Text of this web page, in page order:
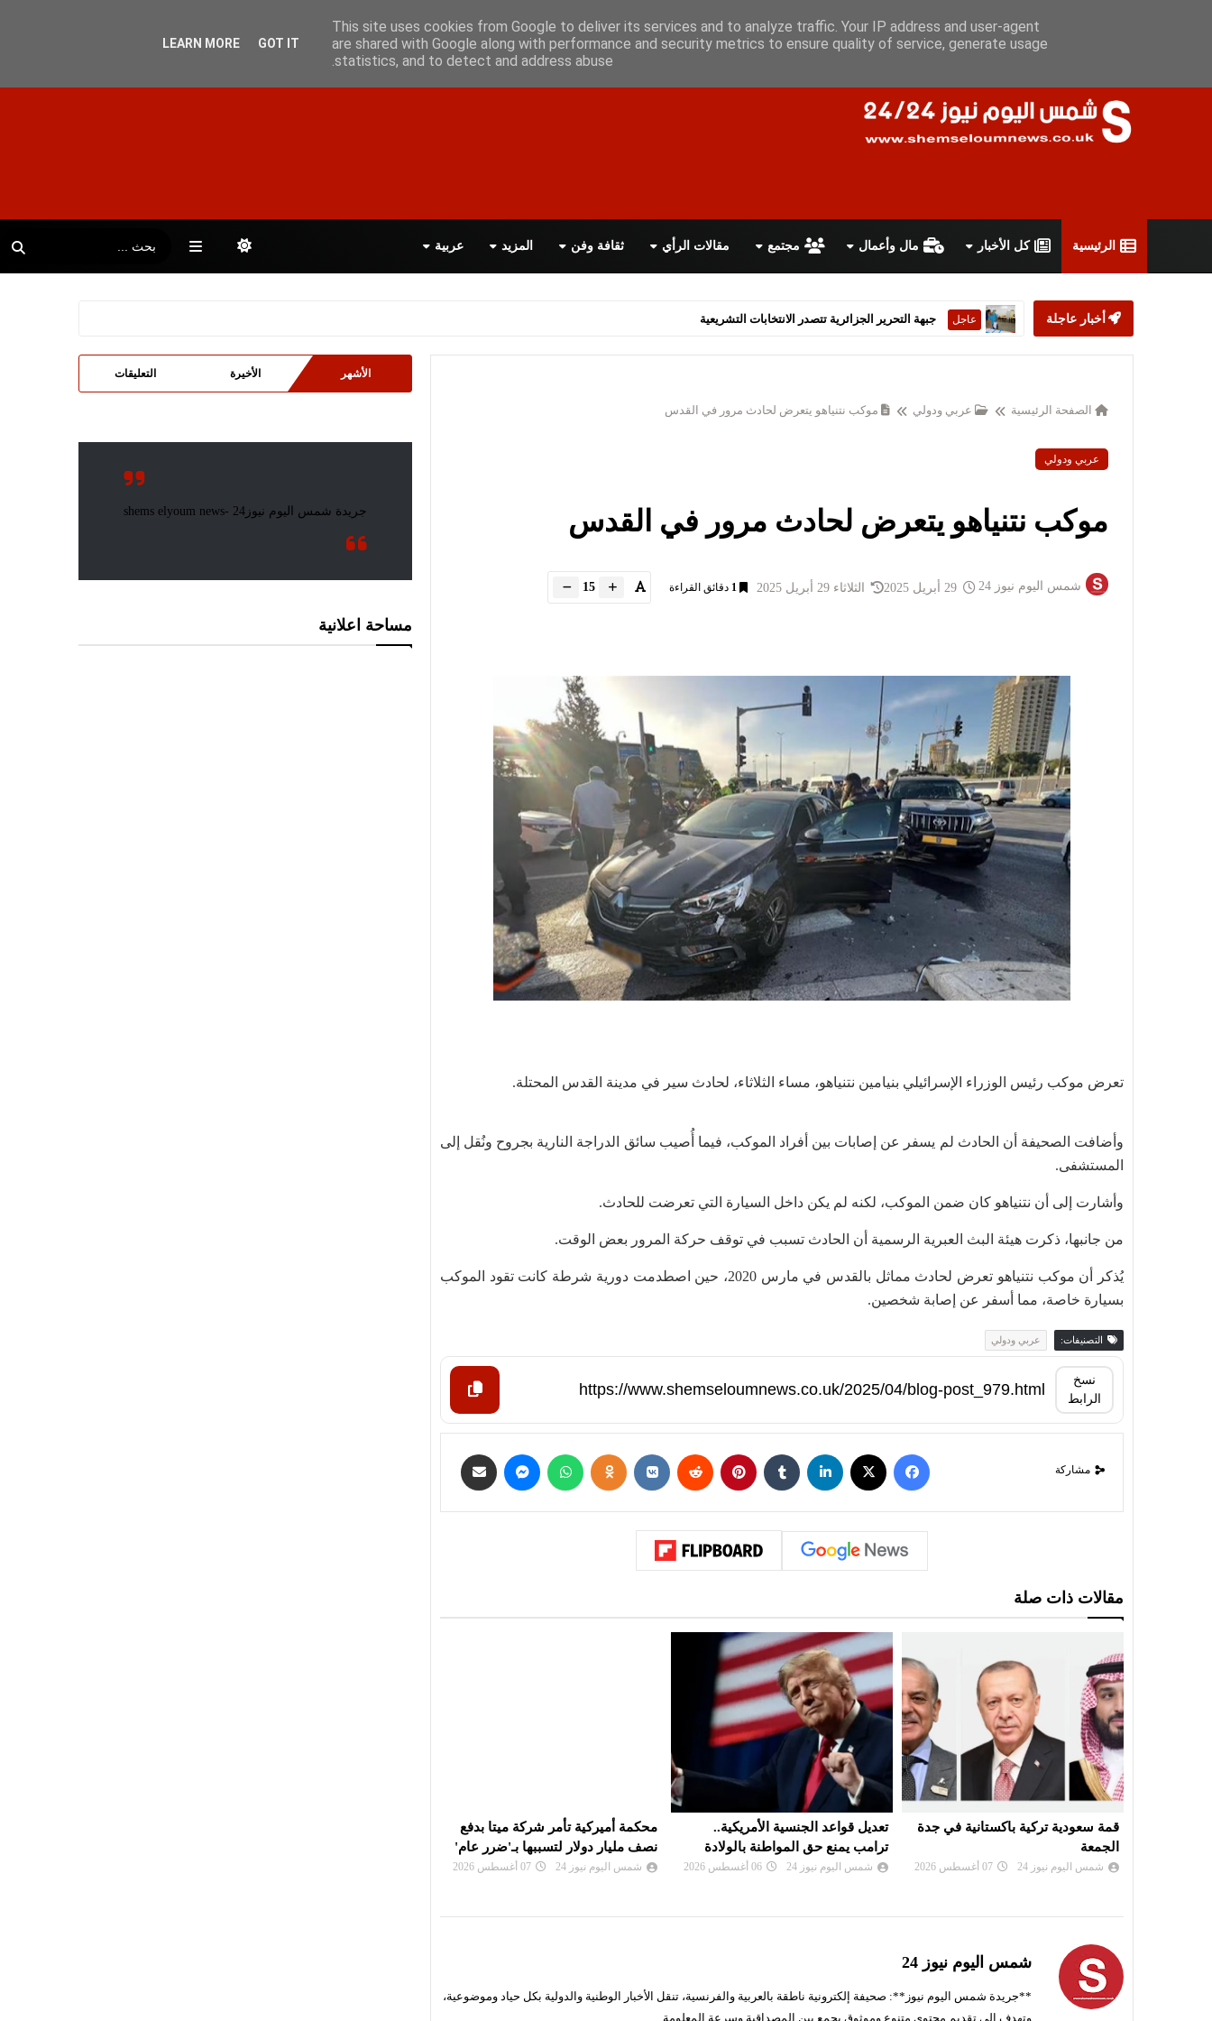
سياسة الخصوصية اتفاقية الاستخدام أعلن معانا اتصل بنا اقرأ الصحيفة PDF
الرئيسية كل الأخبار مال وأعمال مجتمع مقالات الرأي ثقافة وفن المزيد عربية
أخبار عاجلة عاجل جبهة التحرير الجزائرية تتصدر الانتخابات التشريعية عاجل ستارمر يعلن استقالته من رئاسة الحكومة البريطانية
الصفحة الرئيسية عربي ودولي موكب نتنياهو يتعرض لحادث مرور في القدس
عربي ودولي
موكب نتنياهو يتعرض لحادث مرور في القدس
شمس اليوم نيوز 24 الثلاثاء 29 أبريل 2025 1 دقائق القراءة 15
تعرض موكب رئيس الوزراء الإسرائيلي بنيامين نتنياهو، مساء الثلاثاء، لحادث سير في مدينة القدس المحتلة.
وأضافت الصحيفة أن الحادث لم يسفر عن إصابات بين أفراد الموكب، فيما أُصيب سائق الدراجة النارية بجروح ونُقل إلى
المستشفى.
وأشارت إلى أن نتنياهو كان ضمن الموكب، لكنه لم يكن داخل السيارة التي تعرضت للحادث.
من جانبها، ذكرت هيئة البث العبرية الرسمية أن الحادث تسبب في توقف حركة المرور بعض الوقت.
يُذكر أن موكب نتنياهو تعرض لحادث مماثل بالقدس في مارس 2020، حين اصطدمت دورية شرطة كانت تقود الموكب
بسيارة خاصة، مما أسفر عن إصابة شخصين.
التصنيفات: عربي ودولي
نسخ
الرابط
مشاركة
مقالات ذات صلة
تعديل قواعد الجنسية الأمريكية..
ترامب يمنع حق المواطنة بالولادة
شمس اليوم نيوز 24 06 أغسطس 2026
محكمة أميركية تأمر شركة ميتا بدفع
نصف مليار دولار لتسببها بـ'ضرر عام'
شمس اليوم نيوز 24 07 أغسطس 2026
قمة سعودية تركية باكستانية في جدة
الجمعة
شمس اليوم نيوز 24 07 أغسطس 2026
شمس اليوم نيوز 24
**جريدة شمس اليوم نيوز**: صحيفة إلكترونية ناطقة بالعربية والفرنسية، تنقل الأخبار الوطنية والدولية بكل حياد وموضوعية،
وتهدف إلى تقديم محتوى متنوع وموثوق يجمع بين المصداقية وسرعة المعلومة.
الأشهر الأخيرة التعليقات
مساحة اعلانية
This site uses cookies from Google to deliver its services and to analyze traffic. Your IP address and user-agent
are shared with Google along with performance and security metrics to ensure quality of service, generate usage
statistics, and to detect and address abuse.
LEARN MORE GOT IT